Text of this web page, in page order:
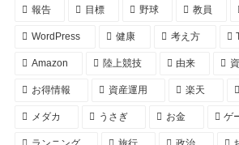
報告 目標 野球 教員
WordPress 健康 考え方
Amazon 陸上競技 由来
お得情報 資産運用 楽天
メダカ うさぎ お金 ゲ